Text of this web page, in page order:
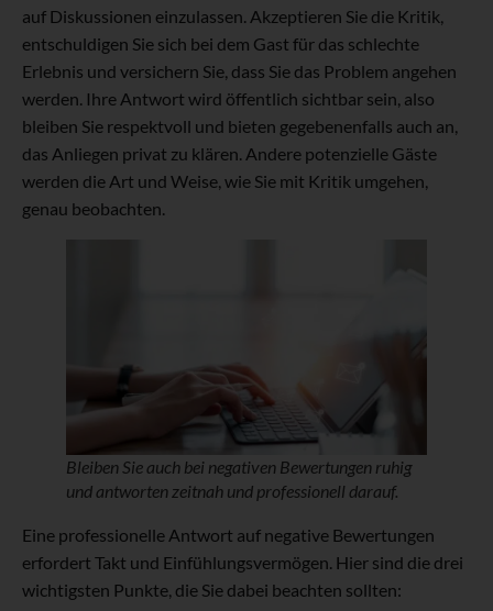
auf Diskussionen einzulassen. Akzeptieren Sie die Kritik,
entschuldigen Sie sich bei dem Gast für das schlechte
Erlebnis und versichern Sie, dass Sie das Problem angehen
werden. Ihre Antwort wird öffentlich sichtbar sein, also
bleiben Sie respektvoll und bieten gegebenenfalls auch an,
das Anliegen privat zu klären. Andere potenzielle Gäste
werden die Art und Weise, wie Sie mit Kritik umgehen,
genau beobachten.
Bleiben Sie auch bei negativen Bewertungen ruhig
und antworten zeitnah und professionell darauf.
Eine professionelle Antwort auf negative Bewertungen
erfordert Takt und Einfühlungsvermögen. Hier sind die drei
wichtigsten Punkte, die Sie dabei beachten sollten: